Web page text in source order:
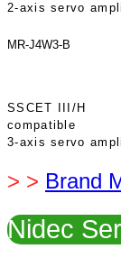
2-axis servo
MR-J4W3-B
SSCET III/H
compatible
3-axis servo
> > Brand
Nidec